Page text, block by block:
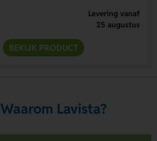
Levering vanaf
25 augustus
BEKIJK PRODUCT
Waarom Lavista?